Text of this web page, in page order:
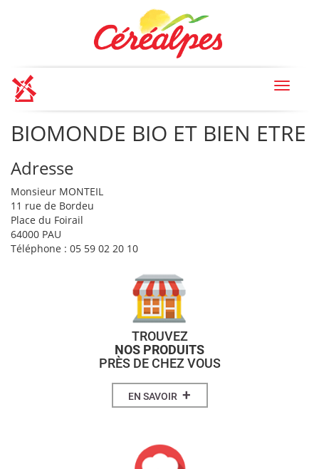
Toggle
BIOMONDE BIO ET BIEN ETRE
Adresse
Monsieur MONTEIL
11 rue de Bordeu
Place du Foirail
64000 PAU
Téléphone : 05 59 02 20 10
TROUVEZ
NOS PRODUITS
PRÈS DE CHEZ VOUS
EN SAVOIR +